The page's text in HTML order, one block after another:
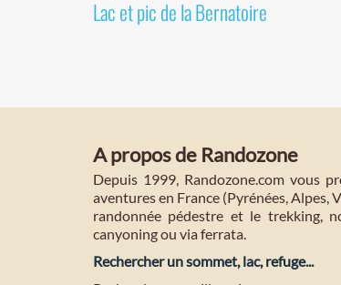
Lac et pic de la Bernatoire
A propos de Randozone
Depuis 1999, Randozone.com vous
aventures en France (Pyrénées, Alpes,
randonnée pédestre et le trekking,
canyoning ou via ferrata.
Rechercher un sommet, lac, refuge...